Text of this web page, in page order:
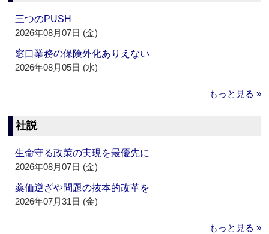
三つのPUSH
2026年08月07日 (金)
窓口業務の保険外化ありえない
2026年08月05日 (水)
もっと見る »
社説
生命守る政策の実現を最優先に
2026年08月07日 (金)
薬価逆ざや問題の抜本的改革を
2026年07月31日 (金)
もっと見る »